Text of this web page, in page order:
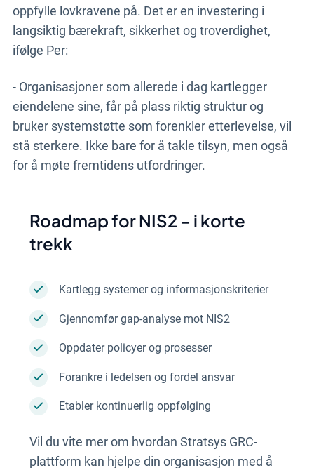
oppfylle lovkravene på. Det er en investering i
langsiktig bærekraft, sikkerhet og troverdighet,
ifølge Per:
- Organisasjoner som allerede i dag kartlegger
eiendelene sine, får på plass riktig struktur og
bruker systemstøtte som forenkler etterlevelse, vil
stå sterkere. Ikke bare for å takle tilsyn, men også
for å møte fremtidens utfordringer.
Roadmap for NIS2 – i korte
trekk
Kartlegg systemer og informasjonskriterier
Gjennomfør gap-analyse mot NIS2
Oppdater policyer og prosesser
Forankre i ledelsen og fordel ansvar
Etabler kontinuerlig oppfølging
Vil du vite mer om hvordan Stratsys GRC-
plattform kan hjelpe din organisasjon med å